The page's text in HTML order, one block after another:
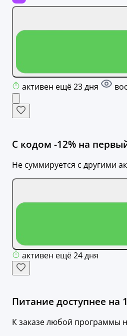
активен ещё 23 дня
С кодом -12% на
Не суммируется с другими
активен ещё 24 дня
Питание доступнее на
К заказе любой программы